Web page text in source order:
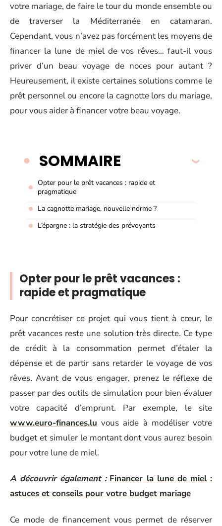
votre mariage, de faire le tour du monde ensemble ou
de traverser la Méditerranée en catamaran.
Cependant, vous n’avez pas forcément les moyens de
financer la lune de miel de vos rêves… faut-il vous
priver d’un beau voyage de noces pour autant ?
Heureusement, il existe certaines solutions comme le
prêt personnel ou encore la cagnotte lors du mariage,
pour vous aider à financer votre beau voyage.
SOMMAIRE
Opter pour le prêt vacances : rapide et
pragmatique
La cagnotte mariage, nouvelle norme ?
L’épargne : la stratégie des prévoyants
Opter pour le prêt vacances :
rapide et pragmatique
Pour concrétiser ce projet qui vous tient à cœur, le
prêt vacances reste une solution très directe. Ce type
de crédit à la consommation permet d’étaler la
dépense et de partir sans retarder le voyage de vos
rêves. Avant de vous engager, prenez le réflexe de
passer par des outils de simulation pour bien évaluer
votre capacité d’emprunt. Par exemple, le site
www.euro-finances.lu vous aide à modéliser votre
budget et simuler le montant dont vous aurez besoin
pour votre lune de miel.
A découvrir également : Financer la lune de miel :
astuces et conseils pour votre budget mariage
Ce mode de financement vous permet de réserver